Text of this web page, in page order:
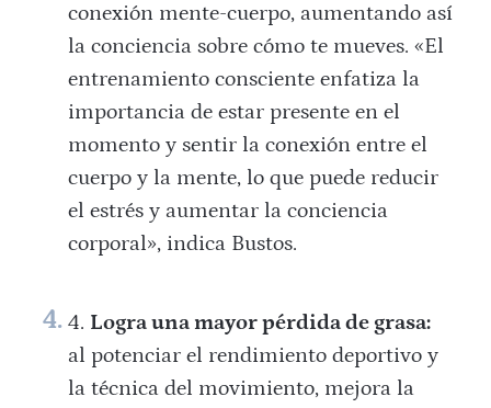
conexión mente-cuerpo, aumentando así
la conciencia sobre cómo te mueves. «El
entrenamiento consciente enfatiza la
importancia de estar presente en el
momento y sentir la conexión entre el
cuerpo y la mente, lo que puede reducir
el estrés y aumentar la conciencia
corporal», indica Bustos.
Logra una mayor pérdida de grasa:
al potenciar el rendimiento deportivo y
la técnica del movimiento, mejora la